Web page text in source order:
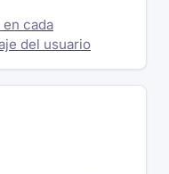
cada
del usuario